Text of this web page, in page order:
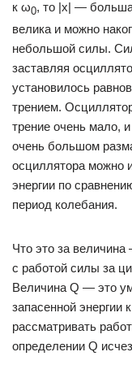
к ω0, то |х| —
велика и можно
небольшой силы.
заставляя
установилось
трением.
трение очень мало,
очень большом
осциллятора можно
энергии по
период колебания.
Что это за
с работой силы за
Величина Q — это
запасенной энергии
рассматривать
определении Q